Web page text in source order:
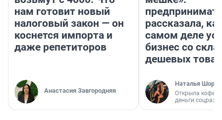
нам готовит новый
налоговый закон — он
коснется импорта и
даже репетиторов
Анастасия Завгородняя
рассказала,
самом деле
бизнес со
дешевых
Наталья
Открыла
деньги